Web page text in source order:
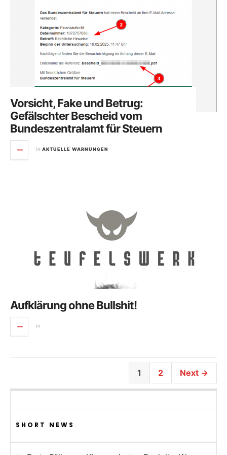
Vorsicht, Fake und Betrug:
Gefälschter Bescheid vom
Bundeszentralamt für Steuern
in AKTUELLE WARNUNGEN
Aufklärung ohne Bullshit!
in
1 2 Next →
SHORT NEWS